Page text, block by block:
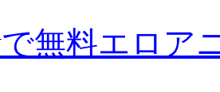
無料エロア